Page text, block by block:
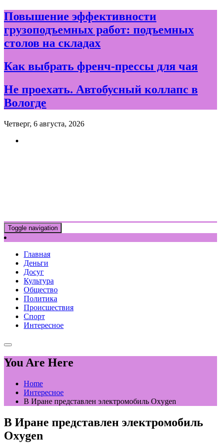
Skip
to
content
Повышение эффективности
грузоподъемных работ: подъемных
столов на складах
Как выбрать френч-прессы для чая
Не проехать. Автобусный коллапс в
Вологде
Четверг, 6 августа, 2026
Toggle navigation
Главная
Деньги
Досуг
Культура
Общество
Политика
Происшествия
Спорт
Интересное
You Are Here
Home
Интересное
В Иране представлен электромобиль Oxygen
В Иране представлен электромобиль
Oxygen